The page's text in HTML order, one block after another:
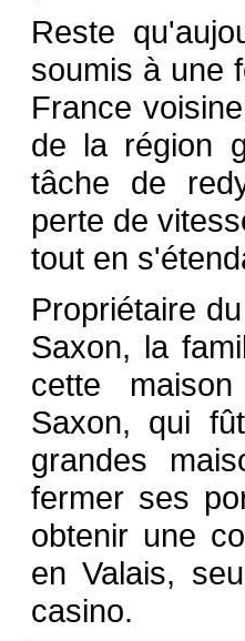
Reste
soumis à une
France
de la région
tâche de
perte de
tout en
Propriétaire
Saxon, la
cette
Saxon, qui
grandes
fermer ses
obtenir une
en Valais,
casino.